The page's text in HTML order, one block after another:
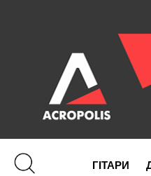
ГІТАРИ